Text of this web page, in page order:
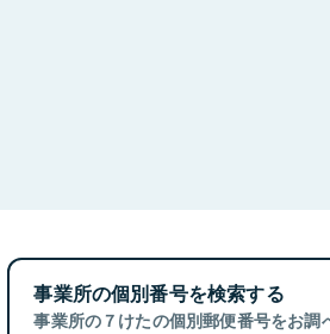
事業所の個別番号を検索する
事業所の７けたの個別郵便番号をお調